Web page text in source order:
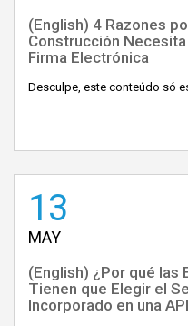
(English) 4 Razones
Construcción
Firma Electrónica
Desculpe, este conteúdo só
13
MAY
(English) ¿Por qué las
Tienen que Elegir el
Incorporado en una